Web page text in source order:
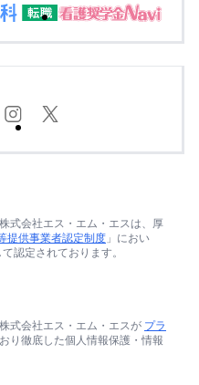
式会社エス・エム・エスは、厚
提供事業者認定制度 」におい
認定されております。
式会社エス・エム・エスが プラ
り徹底した個人情報保護・情報